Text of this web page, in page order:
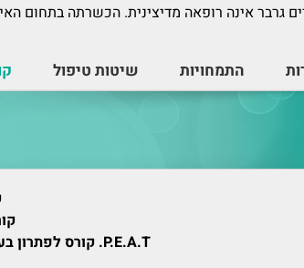
גרבר אינה רופאה מדיצינית. הכשרתה בתחום
התמחויות שיטות טיפול